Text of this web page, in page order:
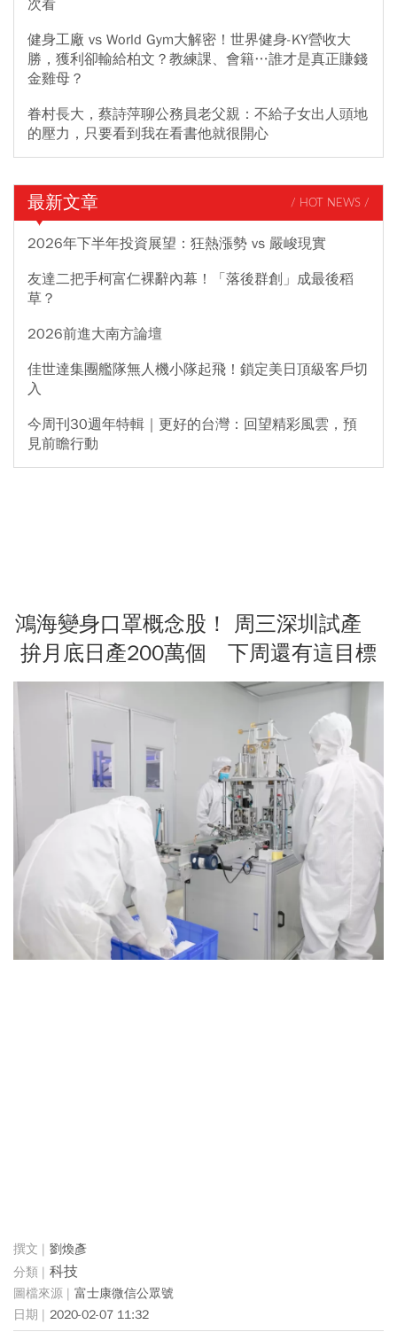
次看
健身工廠 vs World Gym大解密！世界健身-KY營收大
勝，獲利卻輸給柏文？教練課、會籍…誰才是真正賺錢
金雞母？
眷村長大，蔡詩萍聊公務員老父親：不給子女出人頭地
的壓力，只要看到我在看書他就很開心
最新文章 / HOT NEWS /
2026年下半年投資展望：狂熱漲勢 vs 嚴峻現實
友達二把手柯富仁裸辭內幕！「落後群創」成最後稻
草？
2026前進大南方論壇
佳世達集團艦隊無人機小隊起飛！鎖定美日頂級客戶切
入
今周刊30週年特輯｜更好的台灣：回望精彩風雲，預
見前瞻行動
鴻海變身口罩概念股！ 周三深圳試產
拚月底日產200萬個 下周還有這目標
劉煥彥
科技
富士康微信公眾號
2020-02-07 11:32